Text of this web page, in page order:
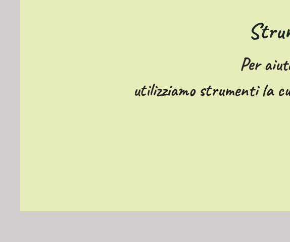
Per
utilizziamo strumenti la